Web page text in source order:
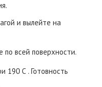
и вылейте на
по всей поверхности.
190 С . Готовность